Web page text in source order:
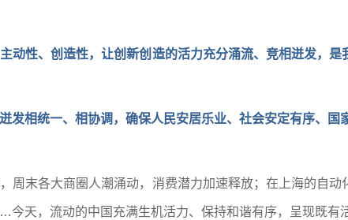
动性、创造性，让创新创造的活力充分涌流、竞相迸发，
发相统一、相协调，确保人民安居乐业、社会安定有序、国
周末各大商圈人潮涌动，消费潜力加速释放；在上海的自
天，流动的中国充满生机活力、保持和谐有序，呈现既有